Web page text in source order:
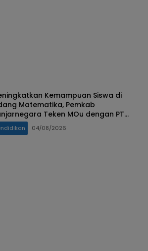
Kemampuan Siswa di
Matematika, Pemkab
Teken MOu dengan PT
Asal Jepang
04/08/2026